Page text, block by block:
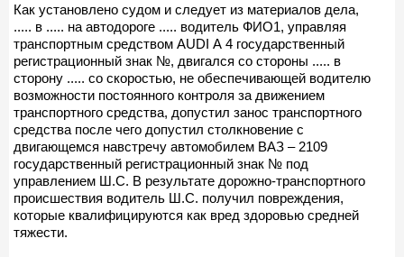
Как установлено судом и следует из материалов дела,
..... в ..... на автодороге ..... водитель ФИО1, управляя
транспортным средством AUDI А 4 государственный
регистрационный знак №, двигался со стороны ..... в
сторону ..... со скоростью, не обеспечивающей водителю
возможности постоянного контроля за движением
транспортного средства, допустил занос транспортного
средства после чего допустил столкновение с
двигающемся навстречу автомобилем ВАЗ – 2109
государственный регистрационный знак № под
управлением Ш.С. В результате дорожно-транспортного
происшествия водитель Ш.С. получил повреждения,
которые квалифицируются как вред здоровью средней
тяжести.